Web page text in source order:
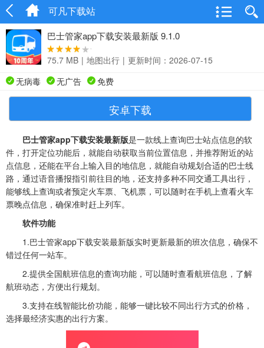
可凡下载站
巴士管家app下载安装最新版 9.1.0
75.7 MB | 地图出行 | 更新时间：2026-07-15
无病毒
无广告 免费
安卓下载
巴士管家app下载安装最新版是一款线上查询巴士站点信息的软
件，打开定位功能后，就能自动获取当前位置信息，并推荐附近的站
点信息，还能在平台上输入目的地信息，就能自动规划合适的巴士线
路，通过语音播报指引前往目的地，还支持多种不同交通工具出行，
能够线上查询或者预定火车票、飞机票，可以随时在手机上查看火车
票晚点信息，确保准时赶上列车。
软件功能
1.巴士管家app下载安装最新版实时更新最新的班次信息，确保不
错过任何一站车。
2.提供全国航班信息的查询功能，可以随时查看航班信息，了解
航班动态，方便出行规划。
3.支持在线智能比价功能，能够一键比较不同出行方式的价格，
选择最经济实惠的出行方案。